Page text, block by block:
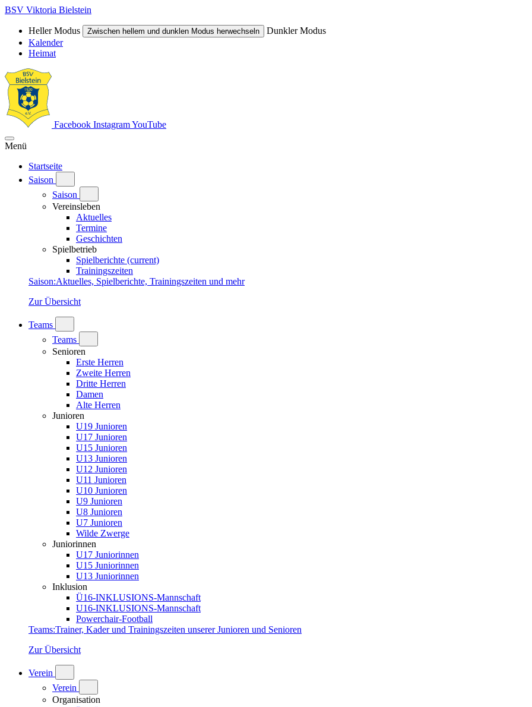
BSV Viktoria Bielstein
Heller Modus Zwischen hellem und dunklen Modus herwechseln
Dunkler Modus
Kalender
Heimat
Facebook InstagramYouTube
Menü
Startseite
Saison
Saison
Vereinsleben
Aktuelles
Termine
Geschichten
Spielbetrieb
Spielberichte (current)
Trainingszeiten
Saison:Aktuelles, Spielberichte, Trainingszeiten und mehr
Zur Übersicht
Teams
Teams
Senioren
Erste Herren
Zweite Herren
Dritte Herren
Damen
Alte Herren
Junioren
U19 Junioren
U17 Junioren
U15 Junioren
U13 Junioren
U12 Junioren
U11 Junioren
U10 Junioren
U9 Junioren
U8 Junioren
U7 Junioren
Wilde Zwerge
Juniorinnen
U17 Juniorinnen
U15 Juniorinnen
U13 Juniorinnen
Inklusion
Ü16-INKLUSIONS-Mannschaft
U16-INKLUSIONS-Mannschaft
Powerchair-Football
Teams:Trainer, Kader und Trainingszeiten unserer Junioren und Senioren
Zur Übersicht
Verein
Verein
Organisation